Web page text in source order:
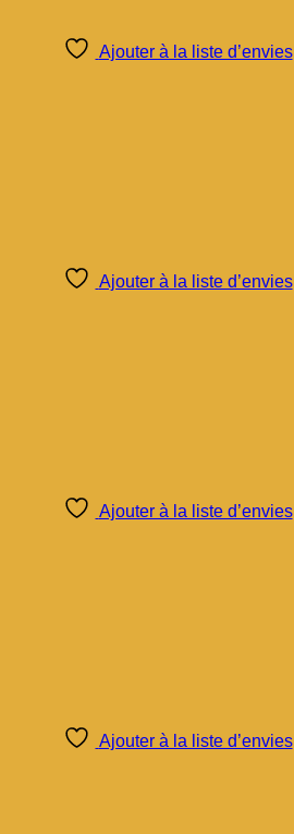
Ajouter à la liste d’envies
Ajouter à la liste d’envies
Ajouter à la liste d’envies
Ajouter à la liste d’envies